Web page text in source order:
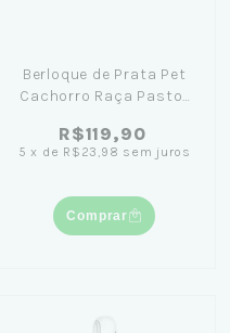
Berloque de Prata Pet
Cachorro Raça Pastor
Amor para Todas as
Ocasiões
R$119,90
5 x de R$23,98 sem juros
Comprar